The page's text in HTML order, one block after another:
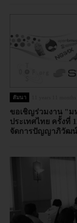
สัมนา
ขอเชิญร่วมงาน "ม
ประเทศไทย ครั้งที่
จัดการปัญญาภิวัฒ